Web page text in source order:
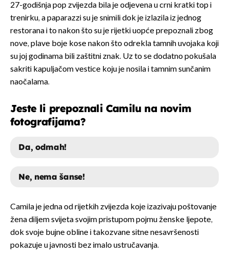
27-godišnja pop zvijezda bila je odjevena u crni kratki top i
trenirku, a paparazzi su je snimili dok je izlazila iz jednog
restorana i to nakon što su je rijetki uopće prepoznali zbog
nove, plave boje kose nakon što odrekla tamnih uvojaka koji
su joj godinama bili zaštitni znak. Uz to se dodatno pokušala
sakriti kapuljačom vestice koju je nosila i tamnim sunčanim
naočalama.
Jeste li prepoznali Camilu na novim
fotografijama?
Da, odmah!
Ne, nema šanse!
DA, ODMAH!
NE, NEMA ŠANSE!
Camila je jedna od rijetkih zvijezda koje izazivaju poštovanje
žena diljem svijeta svojim pristupom pojmu ženske ljepote,
dok svoje bujne obline i takozvane sitne nesavršenosti
pokazuje u javnosti bez imalo ustručavanja.